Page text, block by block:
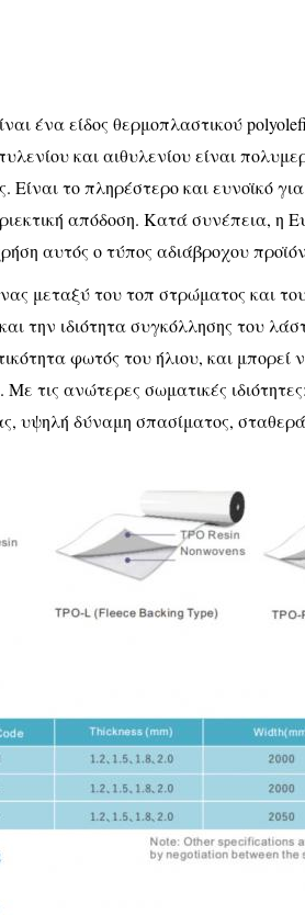
ένα είδος θερμοπλαστικού
και αιθυλενίου είναι
Είναι το πληρέστερο και ευνοϊκό
απόδοση. Κατά συνέπεια, η
αυτός ο τύπος αδιάβροχου
μεταξύ του τοπ στρώματος και
την ιδιότητα συγκόλλησης του
φωτός του ήλιου, και
τις ανώτερες σωματικές
υψηλή δύναμη σπασίματος,